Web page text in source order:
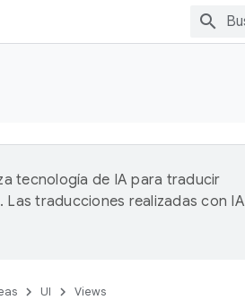
tecnología de IA para traducir
traducciones realizadas con IA
UI Views